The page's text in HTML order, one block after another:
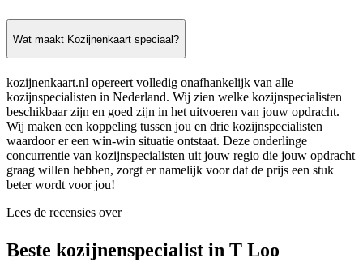
Wat maakt Kozijnenkaart speciaal?
kozijnenkaart.nl opereert volledig onafhankelijk van alle
kozijnspecialisten in Nederland. Wij zien welke kozijnspecialisten
beschikbaar zijn en goed zijn in het uitvoeren van jouw opdracht.
Wij maken een koppeling tussen jou en drie kozijnspecialisten
waardoor er een win-win situatie ontstaat. Deze onderlinge
concurrentie van kozijnspecialisten uit jouw regio die jouw opdracht
graag willen hebben, zorgt er namelijk voor dat de prijs een stuk
beter wordt voor jou!
Lees de recensies over
Beste kozijnenspecialist in T Loo